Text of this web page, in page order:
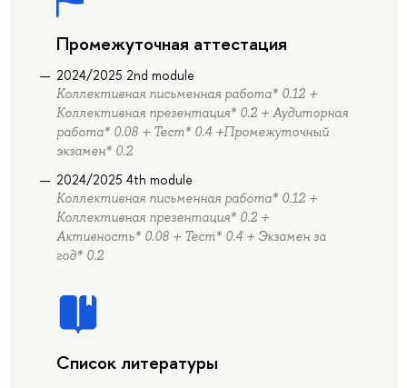
Промежуточная аттестация
2024/2025 2nd module
Коллективная письменная работа* 0.12 +
Коллективная презентация* 0.2 + Аудиторная
работа* 0.08 + Тест* 0.4 +Промежуточный
экзамен* 0.2
2024/2025 4th module
Коллективная письменная работа* 0.12 +
Коллективная презентация* 0.2 +
Активность* 0.08 + Тест* 0.4 + Экзамен за
год* 0.2
Список литературы